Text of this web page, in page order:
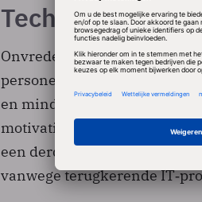
Technologie
Onvrede over techniek
personeelsverloop. Bijna de
en minder tevreden door
motivatie. 42 procent legt
een derde gaat het zelfs
vanwege terugkerende